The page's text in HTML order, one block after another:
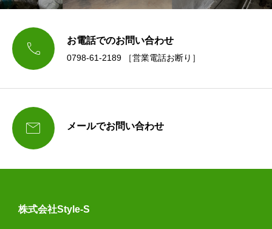
 お電話でのお問い合わせ
0798-61-2189 ［営業電話お断り］
 メールでお問い合わせ
株式会社Style-S